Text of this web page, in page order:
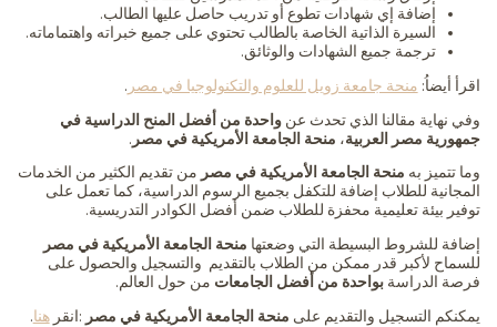
إضافة إي شهادات تطوع أو تدريب حاصل عليها الطالب.
السيرة الذاتية الخاصة بالطالب تحتوي على جميع خبراته واهتماماته.
ترجمة جميع الشهادات والوثائق.
اقرأ أيضاُ: منحة جامعة زويل للعلوم والتكنولوجيا في مصر .
وفي نهاية مقالنا الذي تحدث عنواحدة من أفضل المنح الدراسية في
جمهورية مصر العربية، منحة الجامعة الأمريكية في مصر .
وما تتميز به منحة الجامعة الأمريكية في مصر من تقديم الكثير من الخدمات
المجانية للطلاب إضافة للتكفل بجميع الرسوم الدراسية، كما تعمل على
توفير بيئة تعليمية محفزة للطلاب ضمن أفضل الكوادر التدريسية.
إضافة للشروط البسيطة التي وضعتها منحة الجامعة الأمريكية في مصر
للسماح لأكبر قدر ممكن من الطلاب بالتقديم والتسجيل والحصول على
فرصة الدراسةبواحدة من أفضل الجامعات من حول العالم.
يمكنكم التسجيل والتقديم على منحة الجامعة الأمريكية في مصر :انقرهنا.